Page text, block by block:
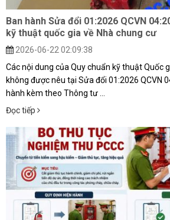
Ban hành Sửa đổi 01:2026 QCVN
kỹ thuật quốc gia về Nhà chung cư
2026-06-22 02:09:38
Các nội dung của Quy chuẩn kỹ thuật Quốc
không được nêu tại Sửa đổi 01:2026 QCVN
hành kèm theo Thông tư ...
Đọc tiếp